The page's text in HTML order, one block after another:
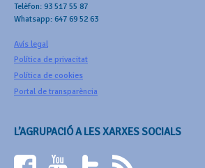
Telèfon: 93 517 55 87
Whatsapp: 647 69 52 63
Avís legal
Política de privacitat
Política de cookies
Portal de transparència
L’AGRUPACIÓ A LES XARXES SOCIALS